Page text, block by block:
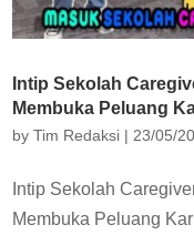
Intip Sekolah
Membuka Peluang
byTim Redaksi | 23/05/
Intip Sekolah
Membuka Peluang